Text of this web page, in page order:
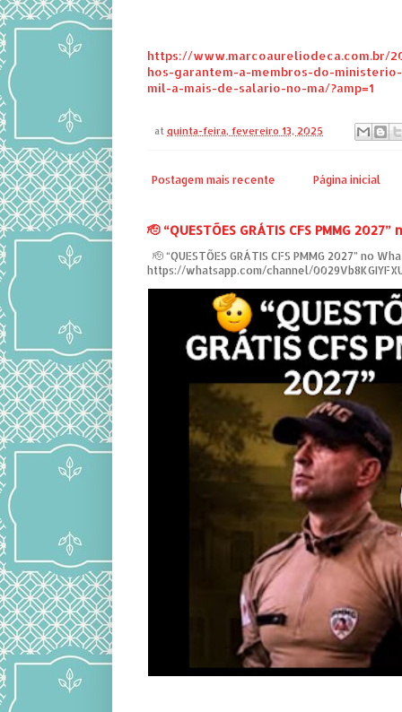
https://www.marcoaureliodeca.com.br/
hos-garantem-a-membros-do-
mil-a-mais-de-salario-no-ma/?amp=1
atquinta-feira, fevereiro 13, 2025
Postagem mais recente Página inicial
‎🫡 “QUESTÕES GRÁTIS CFS PMMG
🫡 “QUESTÕES GRÁTIS CFS PMMG 2027” no
https://whatsapp.com/channel/